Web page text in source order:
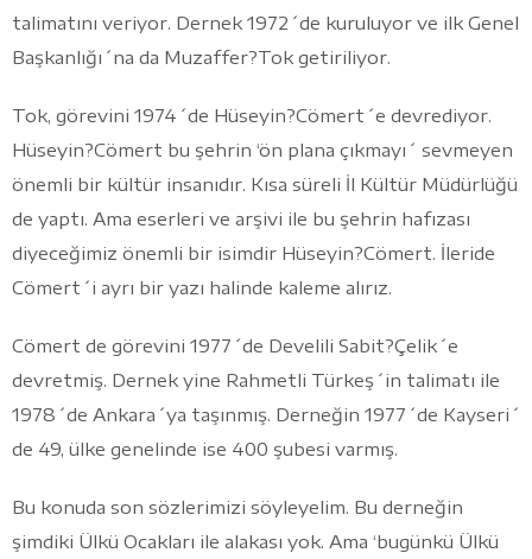
talimatını veriyor. Dernek 1972´de kuruluyor ve ilk Genel
Başkanlığı´na da Muzaffer?Tok getiriliyor.
Tok, görevini 1974´de Hüseyin?Cömert´e devrediyor.
Hüseyin?Cömert bu şehrin ‘ön plana çıkmayı´ sevmeyen
önemli bir kültür insanıdır. Kısa süreli İl Kültür Müdürlüğü
de yaptı. Ama eserleri ve arşivi ile bu şehrin hafızası
diyeceğimiz önemli bir isimdir Hüseyin?Cömert. İleride
Cömert´i ayrı bir yazı halinde kaleme alırız.
Cömert de görevini 1977´de Develili Sabit?Çelik´e
devretmiş. Dernek yine Rahmetli Türkeş´in talimatı ile
1978´de Ankara´ya taşınmış. Derneğin 1977´de Kayseri´
de 49, ülke genelinde ise 400 şubesi varmış.
Bu konuda son sözlerimizi söyleyelim. Bu derneğin
şimdiki Ülkü Ocakları ile alakası yok. Ama ‘bugünkü Ülkü